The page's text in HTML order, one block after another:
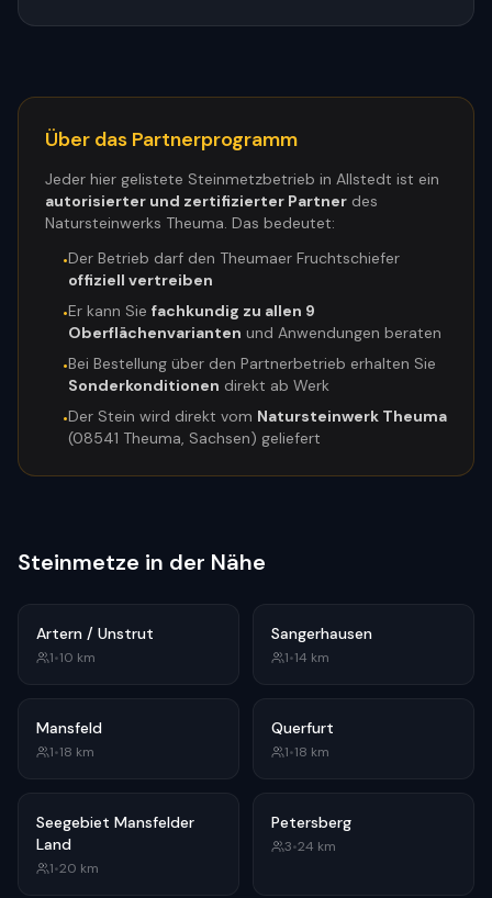
Über das Partnerprogramm
Jeder hier gelistete Steinmetzbetrieb in Allstedt ist ein
autorisierter und zertifizierter Partner des
Natursteinwerks Theuma. Das bedeutet:
•Der Betrieb darf den Theumaer Fruchtschiefer
offiziell vertreiben
•Er kann Sie fachkundig zu allen 9
Oberflächenvarianten und Anwendungen beraten
•Bei Bestellung über den Partnerbetrieb erhalten Sie
Sonderkonditionen direkt ab Werk
•Der Stein wird direkt vom Natursteinwerk Theuma
(08541 Theuma, Sachsen) geliefert
Steinmetze in der Nähe
Artern / Unstrut
1•10 km
Sangerhausen
1•14 km
Mansfeld
1•18 km
Querfurt
1•18 km
Seegebiet Mansfelder
Land
1•20 km
Petersberg
3•24 km